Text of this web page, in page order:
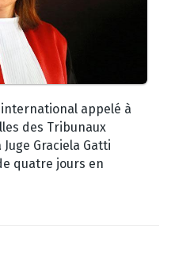
appelé à
des Tribunaux
Graciela Gatti
quatre jours en